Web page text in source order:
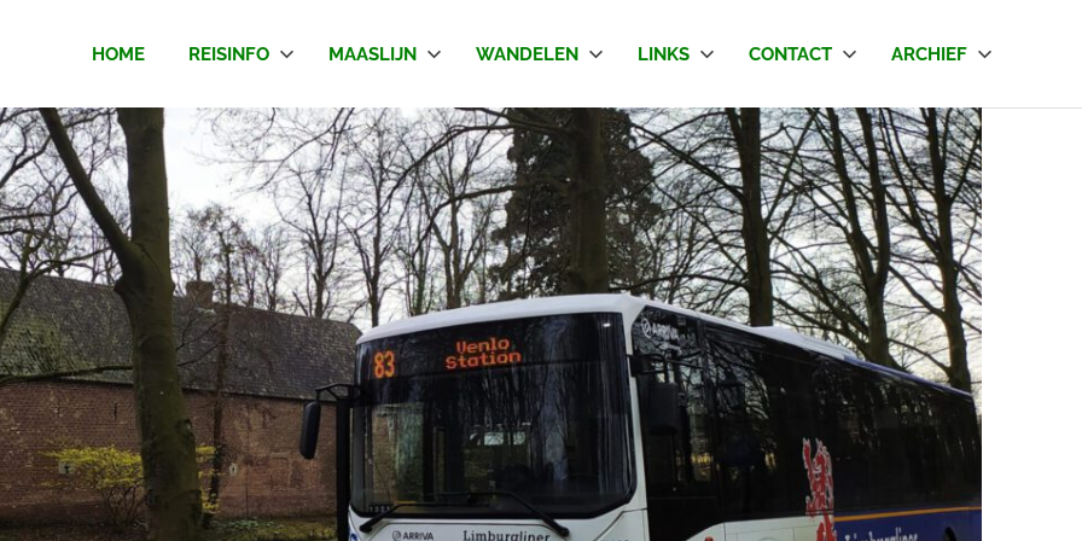
HOME REISINFO MAASLIJN WANDELEN LINKS CONTACT ARCHIEF